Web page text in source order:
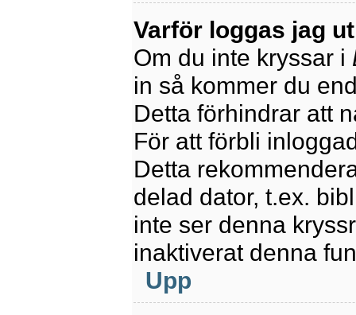
Varför loggas jag
Om du inte kryssar i
in så kommer du
Detta förhindrar att
För att förbli
Detta
delad dator, t.ex.
inte ser denna
inaktiverat denna
Upp